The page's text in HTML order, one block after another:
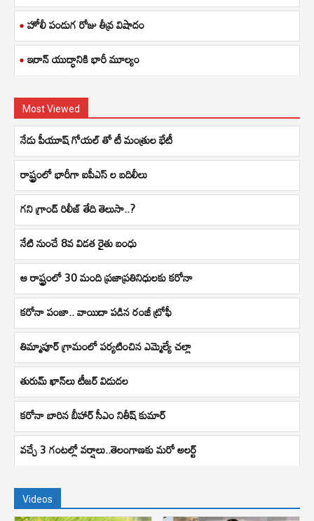
హోలీ పండుగ రోజు తీవ్ర విషాదం
ఇరాన్ యుద్ధానికి భారీ మూల్యం
Most Viewed
నేడు పీయూష్ గోయల్ తో టీ మంత్రుల భేటీ
రాష్ట్రంలో భారీగా ఐపీఎస్ ల బదిలీలు
గని గ్రాండ్ రిలీజ్ తేది తెలుసా..?
నేటి నుంచే 8వ విడత రైతు బంధు
ఆ రాష్ట్రంలో 30 మంది ప్రజాప్రతినిధులకు కరోనా
కరోనా పంజా.. వాయిదా పడిన రంజీ ట్రోఫీ
తిమ్మాపూర్ గ్రామంలో పర్యటించిన ఎమ్మెల్యే చల్లా
తురుమ్ ఖాన్‌లు టీజర్ విడుదల
కరోనా బారిన బీహార్ సీఎం నితీష్ కుమార్
వచ్చే 3 గంటల్లో వర్షాలు..తెలంగాణకు మరో అలర్ట్
Videos